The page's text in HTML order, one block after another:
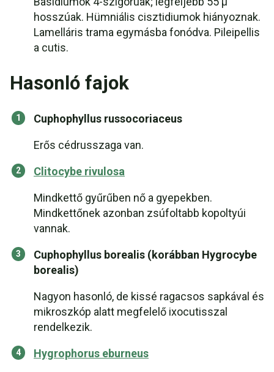
hosszúak. Hümniális cisztidiumok hiányoznak.
Lamelláris trama egymásba fonódva. Pileipellis
a cutis.
Hasonló fajok
Cuphophyllus russocoriaceus
Erős cédrusszaga van.
Clitocybe rivulosa
Mindkettő gyűrűben nő a gyepekben.
Mindkettőnek azonban zsúfoltabb kopoltyúi
vannak.
Cuphophyllus borealis (korábban Hygrocybe
borealis)
Nagyon hasonló, de kissé ragacsos sapkával és
mikroszkóp alatt megfelelő ixocutisszal
rendelkezik.
Hygrophorus eburneus